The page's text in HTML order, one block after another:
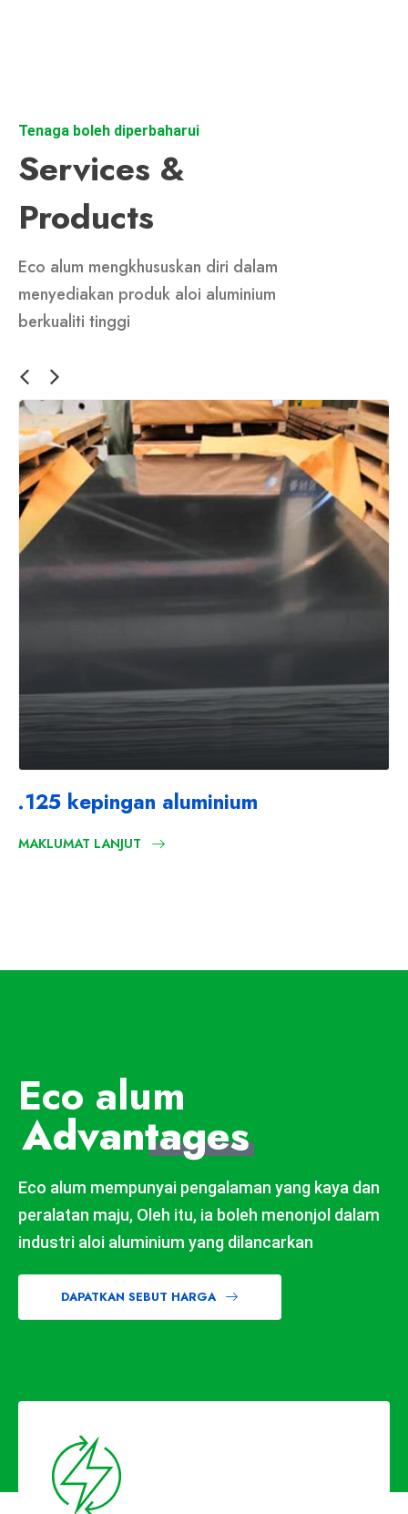
Tenaga boleh diperbaharui
Services &
Products
Eco alum mengkhususkan diri dalam
menyediakan produk aloi aluminium
berkualiti tinggi
.125 kepingan aluminium
MAKLUMAT LANJUT
Eco alum
Advantages
Eco alum mempunyai pengalaman yang kaya dan
peralatan maju, Oleh itu, ia boleh menonjol dalam
industri aloi aluminium yang dilancarkan
DAPATKAN SEBUT HARGA